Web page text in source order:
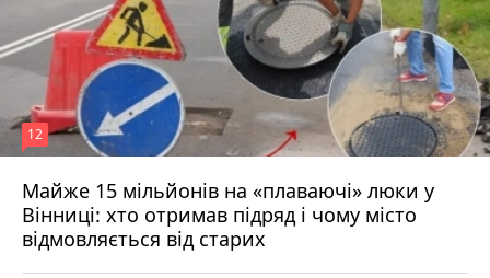
Майже 15 мільйонів на «плаваючі» люки у
Вінниці: хто отримав підряд і чому місто
відмовляється від старих
12